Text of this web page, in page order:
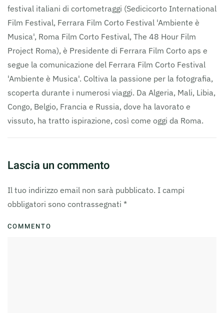
festival italiani di cortometraggi (Sedicicorto International
Film Festival, Ferrara Film Corto Festival 'Ambiente è
Musica', Roma Film Corto Festival, The 48 Hour Film
Project Roma), è Presidente di Ferrara Film Corto aps e
segue la comunicazione del Ferrara Film Corto Festival
'Ambiente è Musica'. Coltiva la passione per la fotografia,
scoperta durante i numerosi viaggi. Da Algeria, Mali, Libia,
Congo, Belgio, Francia e Russia, dove ha lavorato e
vissuto, ha tratto ispirazione, così come oggi da Roma.
Lascia un commento
Il tuo indirizzo email non sarà pubblicato. I campi
obbligatori sono contrassegnati *
COMMENTO